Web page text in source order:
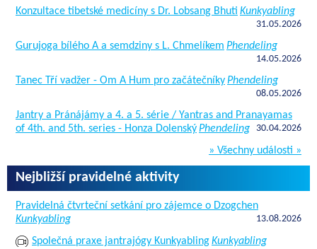
Konzultace tibetské medicíny s Dr. Lobsang Bhuti Kunkyabling
31.05.2026
Gurujoga bílého A a semdziny s L. Chmelíkem Phendeling
14.05.2026
Tanec Tří vadžer - Om A Hum pro začátečníkyPhendeling
08.05.2026
Jantry a Pránájámy a 4. a 5. série / Yantras and Pranayamas
of 4th. and 5th. series - Honza DolenskýPhendeling 30.04.2026
» Všechny události »
Nejbližší pravidelné aktivity
Pravidelná čtvrteční setkání pro zájemce o Dzogchen
Kunkyabling
13.08.2026
Společná praxe jantrajógy KunkyablingKunkyabling